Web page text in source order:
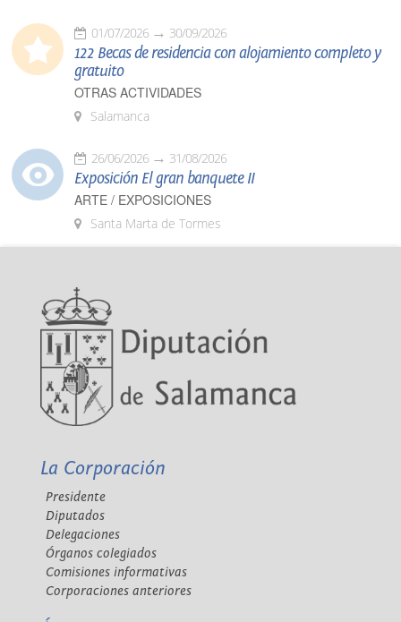
01/07/2026 30/09/2026
122 Becas de residencia con alojamiento completo y
gratuito
OTRAS ACTIVIDADES
Salamanca
26/06/2026 31/08/2026
Exposición El gran banquete II
ARTE / EXPOSICIONES
Santa Marta de Tormes
La Corporación
Presidente
Diputados
Delegaciones
Órganos colegiados
Comisiones informativas
Corporaciones anteriores